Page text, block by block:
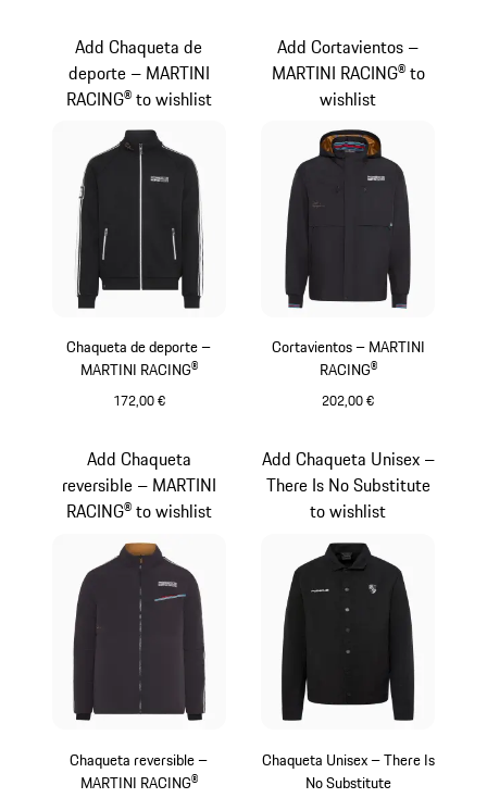
Chaqueta de deporte –
MARTINI RACING®
172,00 €
Add Chaqueta de
deporte – MARTINI
RACING® to wishlist
Cortavientos – MARTINI
RACING®
202,00 €
Add Cortavientos –
MARTINI RACING® to
wishlist
Chaqueta reversible –
MARTINI RACING®
Add Chaqueta
reversible – MARTINI
RACING® to wishlist
Chaqueta Unisex – There Is
No Substitute
Add Chaqueta Unisex –
There Is No Substitute
to wishlist